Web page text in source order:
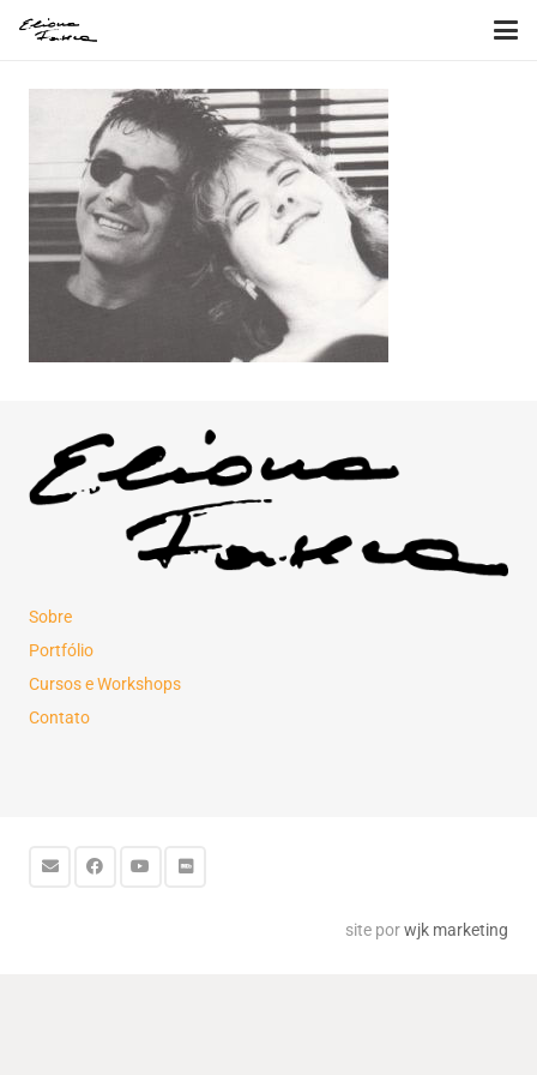
Sobre
Portfólio
Cursos e Workshops
Contato
site porwjk marketing